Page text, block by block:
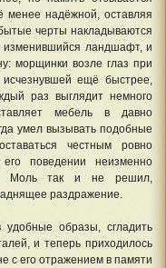
менее надёжной, оставляя
черты накладываются
изменившийся ландшафт, и
морщинки возле глаз при
ещё быстрее,
раз выглядит немного
мебель в давно
умел вызывать подобные
честным ровно
поведении неизменно
Моль так и не решил,
раздражение.
удобные образы, сгладить
и теперь приходилось
с его отражением в памяти